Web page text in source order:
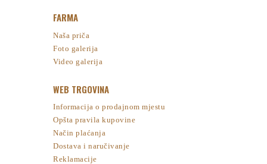
FARMA
Naša priča
Foto galerija
Video galerija
WEB TRGOVINA
Informacija o prodajnom mjestu
Opšta pravila kupovine
Način plaćanja
Dostava i naručivanje
Reklamacije